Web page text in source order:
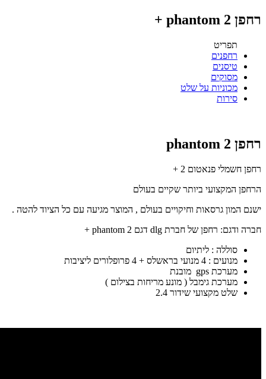
רחפן phantom 2 +
תפריט
רחפנים
טיסנים
מסוקים
מכוניות על שלט
סירות
רחפן phantom 2
רחפן חשמלי פנאטום 2 +
הרחפן המקצועי ביותר שקיים בעולם
ישנם המון גרסאות וחיקויים בעולם , המוצר מגיעה עם כל הציוד להטה .
חברה ודגם: רחפן של חברת dlg דגם phantom 2 +
סוללה : ליתיום
מנועים : 4 מנועי בראשלס + 4 פרופלורים ליציבות
מערכת gps מובנת
מערכת גימבל ( מונע מריחות בצילום )
שלט מקצועי שידור 2.4